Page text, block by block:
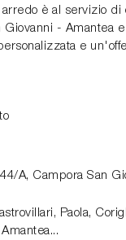
è al servizio di
- Amantea
e
A, Campora San
Paola,